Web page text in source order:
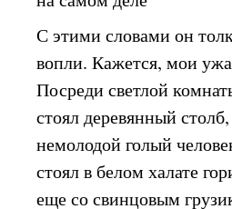
С этими словами он
вопли. Кажется, мои
Посреди светлой
стоял деревянный
немолодой голый
стоял в белом халате
еще со свинцовым